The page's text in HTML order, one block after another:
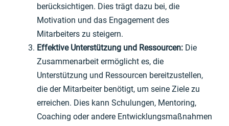
berücksichtigen. Dies trägt dazu bei, die
Motivation und das Engagement des
Mitarbeiters zu steigern.
Effektive Unterstützung und Ressourcen: Die
Zusammenarbeit ermöglicht es, die
Unterstützung und Ressourcen bereitzustellen,
die der Mitarbeiter benötigt, um seine Ziele zu
erreichen. Dies kann Schulungen, Mentoring,
Coaching oder andere Entwicklungsmaßnahmen